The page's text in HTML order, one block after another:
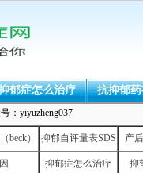
郁症怎么治疗 抗抑郁
：yiyuzheng037
beck） 抑郁自评量表SDS 产
抑郁症怎么治疗 抑